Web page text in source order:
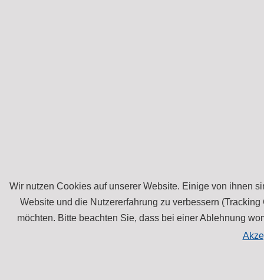
Wir nutzen Cookies auf unserer Website. Einige von ihnen
Website und die Nutzererfahrung zu verbessern
möchten. Bitte beachten Sie, dass bei einer Ablehnung